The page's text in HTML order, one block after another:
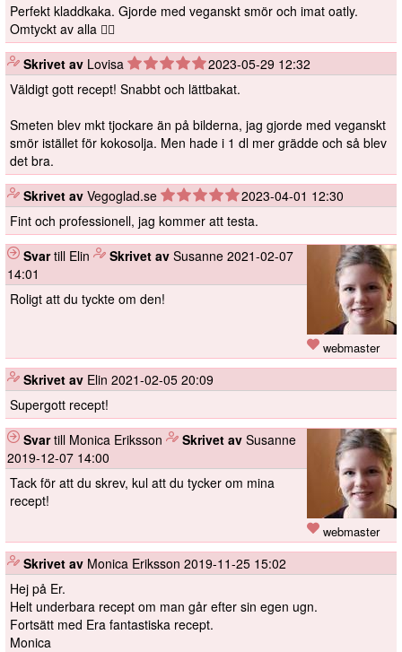
Perfekt kladdkaka. Gjorde med veganskt smör och imat oatly.
Omtyckt av alla 👌🏼
Skrivet av Lovisa
2023-05-29 12:32
Väldigt gott recept! Snabbt och lättbakat.
Smeten blev mkt tjockare än på bilderna, jag gjorde med veganskt
smör istället för kokosolja. Men hade i 1 dl mer grädde och så blev
det bra.
Skrivet av Vegoglad.se
2023-04-01 12:30
Fint och professionell, jag kommer att testa.
webmaster
Svartill Elin Skrivet av Susanne 2021-02-07
14:01
Roligt att du tyckte om den!
Skrivet av Elin 2021-02-05 20:09
Supergott recept!
webmaster
Svartill Monica Eriksson Skrivet av Susanne
2019-12-07 14:00
Tack för att du skrev, kul att du tycker om mina
recept!
Skrivet av Monica Eriksson 2019-11-25 15:02
Hej på Er.
Helt underbara recept om man går efter sin egen ugn.
Fortsätt med Era fantastiska recept.
Monica